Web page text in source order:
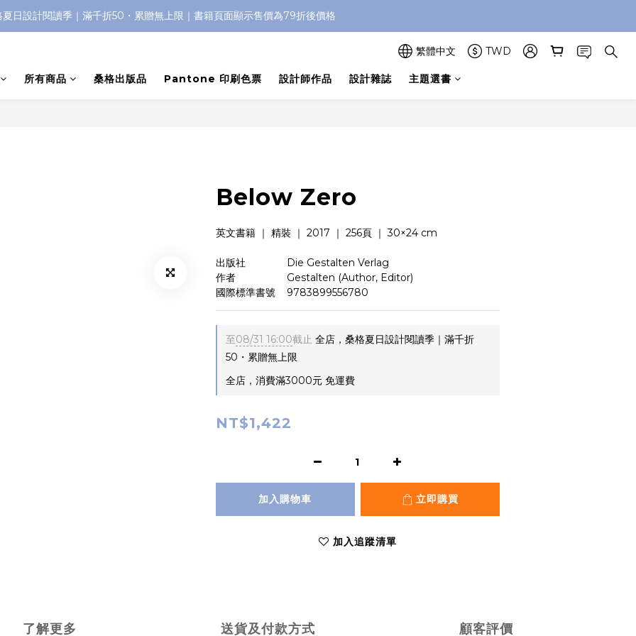
夏日設計閱讀季｜滿千折50・累贈無上限｜書籍頁面顯示售價為79折後價格
繁體中文 TWD
所有商品 桑格出版品 Pantone 印刷色票 設計師作品 設計雜誌 主題選書
Below Zero
英文書籍 ｜ 精裝 ｜ 2017 ｜ 256頁 ｜ 30×24 cm
出版社　　　    Die Gestalten Verlag
作者　　　　    Gestalten (Author, Editor)
國際標準書號    9783899556780
至08/31 16:00截止 全店，桑格夏日設計閱讀季｜滿千折
50・累贈無上限
全店，消費滿3000元 免運費
NT$1,422
加入購物車 立即購買
加入追蹤清單
了解更多 送貨及付款方式 顧客評價